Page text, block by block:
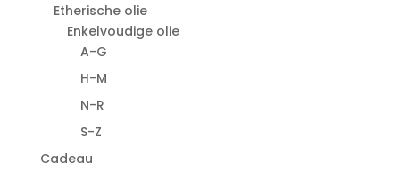
Etherische olie
Enkelvoudige olie
A-G
H-M
N-R
S-Z
Cadeau